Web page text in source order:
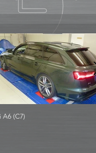
A6 (C7)